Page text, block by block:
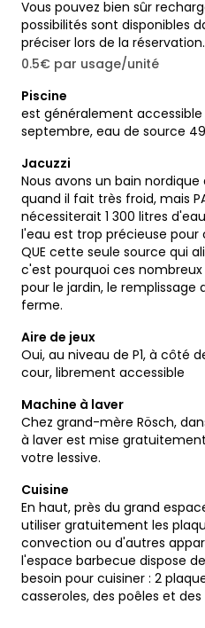
Vous pouvez bien sûr
possibilités sont disponibles
préciser lors de la
0.5€ par usage/unité
Piscine
est généralement
septembre, eau de source
Jacuzzi
Nous avons un bain
quand il fait très froid, mais
nécessiterait 1 300 litres
l'eau est trop précieuse pour
QUE cette seule source qui
c'est pourquoi ces
pour le jardin, le remplissage
ferme.
Aire de jeux
Oui, au niveau de P1, à côté
cour, librement accessible
Machine à laver
Chez grand-mère Rösch,
à laver est mise
votre lessive.
Cuisine
En haut, près du grand
utiliser gratuitement les
convection ou d'autres
l'espace barbecue dispose
besoin pour cuisiner : 2
casseroles, des poêles et